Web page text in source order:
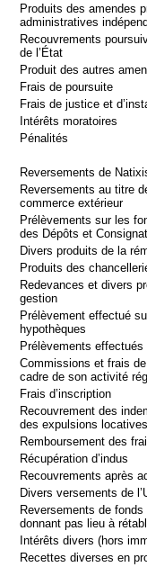
Produits des amendes
administratives
Recouvrements
de l’État
Produit des autres
Frais de poursuite
Frais de justice et
Intérêts moratoires
Pénalités
Reversements de
Reversements au titre
commerce extérieur
Prélèvements sur les
des Dépôts et
Divers produits de la
Produits des
Redevances et divers
gestion
Prélèvement effectué
hypothèques
Prélèvements
Commissions et frais
cadre de son activité
Frais d’inscription
Recouvrement des
des expulsions locatives
Remboursement des
Récupération d’indus
Recouvrements après
Divers versements de
Reversements de
donnant pas lieu à
Intérêts divers (hors
Recettes diverses en